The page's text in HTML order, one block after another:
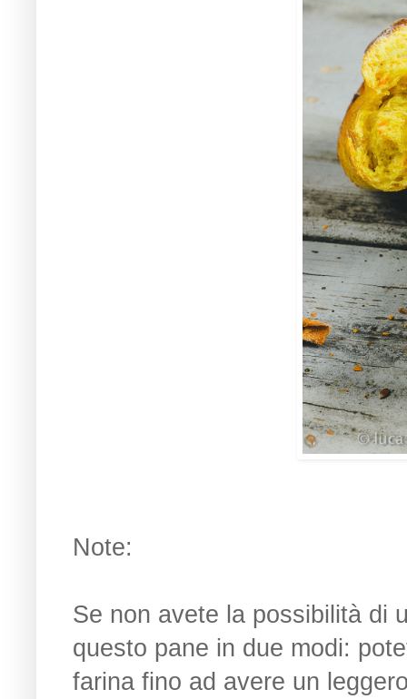
Note:
Se non avete la possibilità di
questo pane in due modi:
farina fino ad avere un